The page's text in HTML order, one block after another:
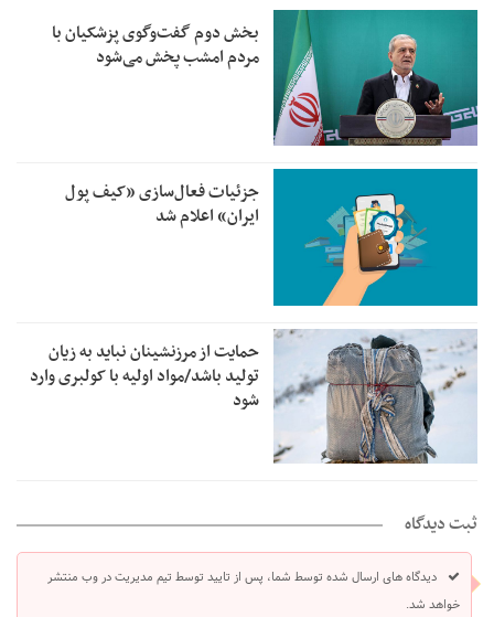
بخش دوم گفت‌وگوی پزشکیان با
مردم امشب پخش می‌شود
جزئیات فعال‌سازی «کیف پول
ایران» اعلام شد
حمایت از مرزنشینان نباید به زیان
تولید باشد/مواد اولیه با کولبری وارد
شود
ثبت دیدگاه
دیدگاه های ارسال شده توسط شما، پس از تایید توسط تیم مدیریت در وب منتشر
خواهد شد.